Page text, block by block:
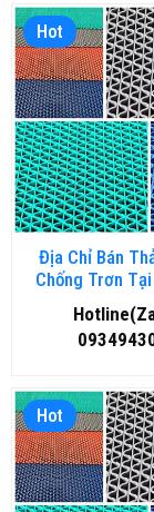
Hot
Địa Chỉ Bán
Chống Trơn
Chất Lượng,
Hot